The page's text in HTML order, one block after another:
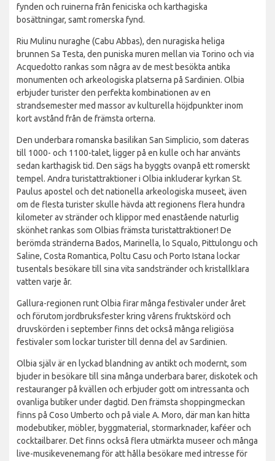
fynden och ruinerna från feniciska och karthagiska
bosättningar, samt romerska fynd.
Riu Mulinu nuraghe (Cabu Abbas), den nuragiska heliga
brunnen Sa Testa, den puniska muren mellan via Torino och via
Acquedotto rankas som några av de mest besökta antika
monumenten och arkeologiska platserna på Sardinien. Olbia
erbjuder turister den perfekta kombinationen av en
strandsemester med massor av kulturella höjdpunkter inom
kort avstånd från de främsta orterna.
Den underbara romanska basilikan San Simplicio, som dateras
till 1000- och 1100-talet, ligger på en kulle och har använts
sedan karthagisk tid. Den sägs ha byggts ovanpå ett romerskt
tempel. Andra turistattraktioner i Olbia inkluderar kyrkan St.
Paulus apostel och det nationella arkeologiska museet, även
om de flesta turister skulle hävda att regionens flera hundra
kilometer av stränder och klippor med enastående naturlig
skönhet rankas som Olbias främsta turistattraktioner! De
berömda stränderna Bados, Marinella, lo Squalo, Pittulongu och
Saline, Costa Romantica, Poltu Casu och Porto Istana lockar
tusentals besökare till sina vita sandstränder och kristallklara
vatten varje år.
Gallura-regionen runt Olbia firar många festivaler under året
och förutom jordbruksfester kring vårens fruktskörd och
druvskörden i september finns det också många religiösa
festivaler som lockar turister till denna del av Sardinien.
Olbia själv är en lyckad blandning av antikt och modernt, som
bjuder in besökare till sina många underbara barer, diskotek och
restauranger på kvällen och erbjuder gott om intressanta och
ovanliga butiker under dagtid. Den främsta shoppingmeckan
finns på Coso Umberto och på viale A. Moro, där man kan hitta
modebutiker, möbler, byggmaterial, stormarknader, kaféer och
cocktailbarer. Det finns också flera utmärkta museer och många
live-musikevenemang för att hålla besökare med intresse för